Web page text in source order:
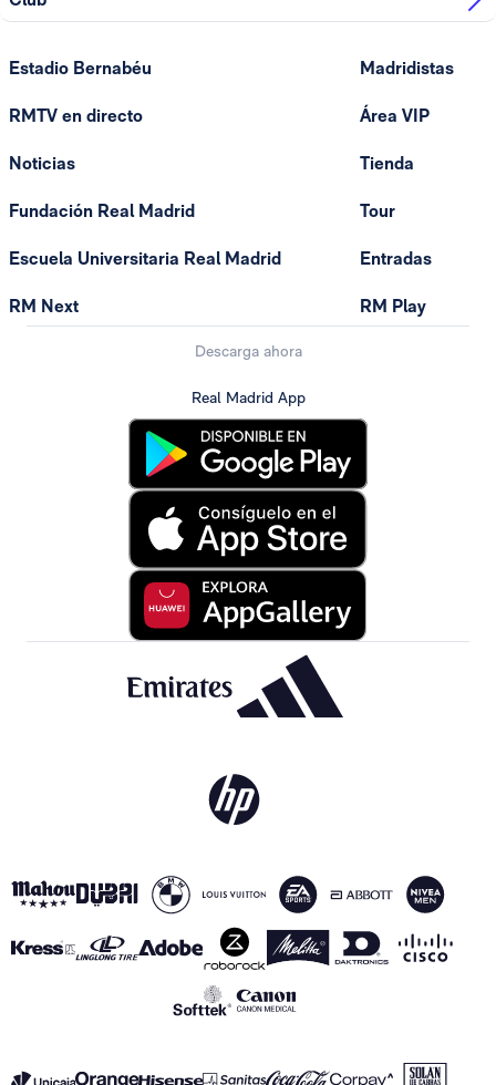
Estadio Bernabéu
RMTV en directo
Noticias
Fundación Real Madrid
Escuela Universitaria Real Madrid
RM Next
Madridistas
Área VIP
Tienda
Tour
Entradas
RM Play
Descarga ahora
Real Madrid App